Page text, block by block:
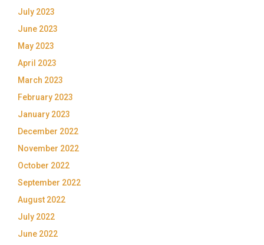
July 2023
June 2023
May 2023
April 2023
March 2023
February 2023
January 2023
December 2022
November 2022
October 2022
September 2022
August 2022
July 2022
June 2022